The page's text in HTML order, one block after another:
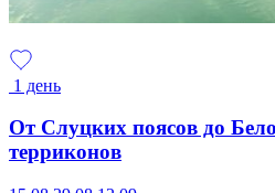
1 день
От Слуцких поясов до
терриконов